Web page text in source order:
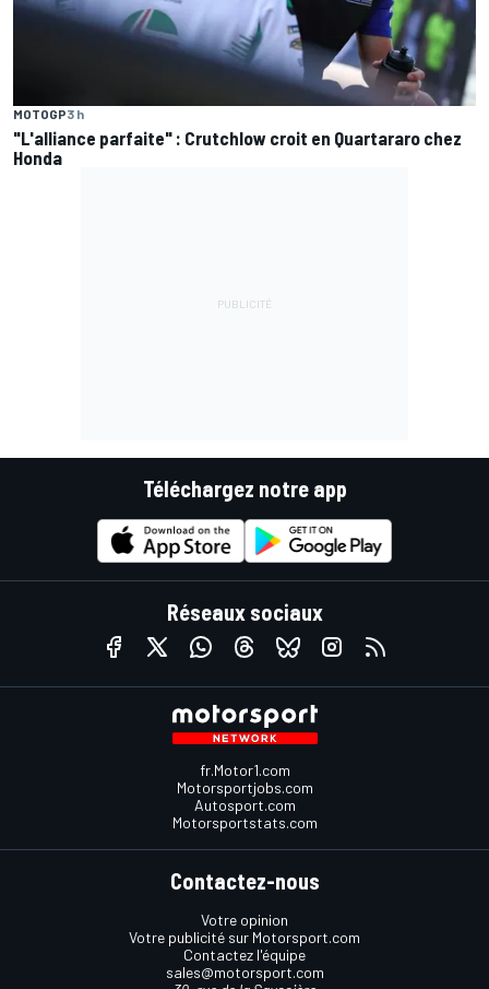
MOTOGP3 h
"L'alliance parfaite" : Crutchlow croit en Quartararo chez
Honda
Téléchargez notre app
Réseaux sociaux
fr.Motor1.com
Motorsportjobs.com
Autosport.com
Motorsportstats.com
Contactez-nous
Votre opinion
Votre publicité sur Motorsport.com
Contactez l'équipe
sales@motorsport.com